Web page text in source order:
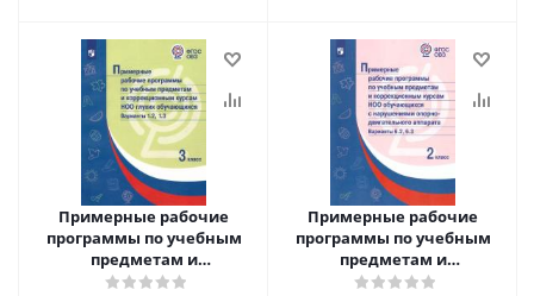
Примерные рабочие
программы по учебным
предметам и
коррекционным курсам
Примерные рабочие
программы по учебным
предметам и
коррекционным курсам